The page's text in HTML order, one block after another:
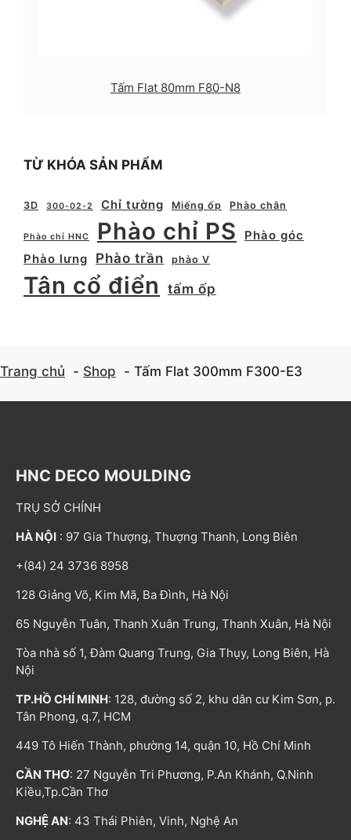
Tấm Flat 80mm F80-N8
TỪ KHÓA SẢN PHẨM
3D 300-02-2 Chỉ tường Miếng ốp Phào chân
Phào chỉ HNC Phào chỉ PS
Phào góc
Phào lưng
Phào trần phào V
Tân cổ điển tấm ốp
Trang chủ Shop Tấm Flat 300mm F300-E3
HNC DECO MOULDING
TRỤ SỞ CHÍNH
HÀ NỘI : 97 Gia Thượng, Thượng Thanh, Long Biên
+(84) 24 3736 8958
128 Giảng Võ, Kim Mã, Ba Đình, Hà Nội
65 Nguyễn Tuân, Thanh Xuân Trung, Thanh Xuân, Hà Nội
Tòa nhà số 1, Đàm Quang Trung, Gia Thụy, Long Biên, Hà
Nội
TP.HỒ CHÍ MINH: 128, đường số 2, khu dân cư Kim Sơn, p.
Tân Phong, q.7, HCM
449 Tô Hiến Thành, phường 14, quận 10, Hồ Chí Minh
CẦN THƠ: 27 Nguyễn Tri Phương, P.An Khánh, Q.Ninh
Kiều,Tp.Cần Thơ
NGHỆ AN: 43 Thái Phiên, Vinh, Nghệ An